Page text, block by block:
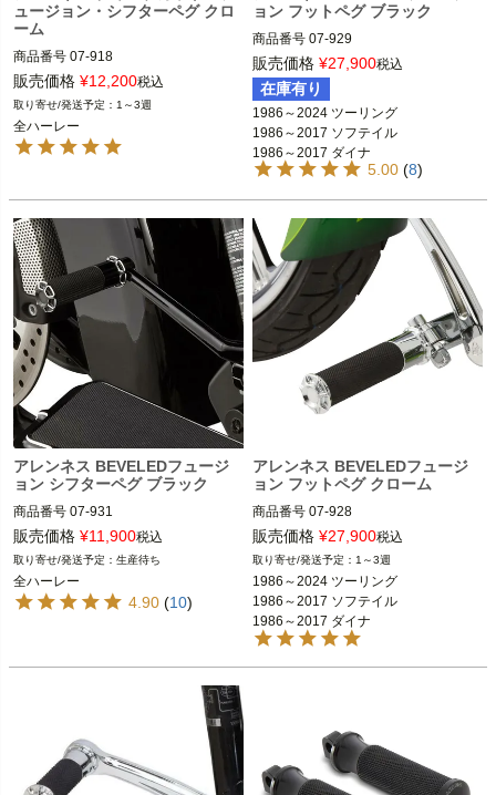
ュージョン・シフターペグ クロ
ーム
商品番号 07-918
D型番：1603-0171
全ハーレー
ARLEN NESS（アレンネス）
販売価格 ¥12,200税込
1～3週
全ハーレー
ョン フットペグ ブラック
商品番号 07-929
D型番：1620-1097
1986～2024 ツーリング FLHX、FLH
T、FLTR、FLHR ※フットペグ装着車
1986～2017 ソフテイル
1986～2017 ダイナ
1986～2021 スポーツスター
ARLEN NESS（アレンネス）
販売価格 ¥27,900税込
在庫有り
1986～2024 ツーリング
1986～2017 ソフテイル
1986～2017 ダイナ
1986～2021 スポーツスター
5.00 (8)
アレンネス BEVELEDフュージ
ョン シフターペグ ブラック
商品番号 07-931
(D型番：1603-0208)
全ハーレー
ARLEN NESS（アレンネス）
販売価格 ¥11,900税込
生産待ち
全ハーレー
4.90 (10)
アレンネス BEVELEDフュージ
ョン フットペグ クローム
商品番号 07-928
D型番：1620-1096
1986～2024 ツーリング FLHX、FLH
T、FLTR、FLHR
※フットペグ装着車
1986～2017 ソフテイル
1986～2017 ダイナ
1986～2021 スポーツスター
販売価格 ¥27,900税込
1～3週
1986～2024 ツーリング
1986～2017 ソフテイル
1986～2017 ダイナ
1986～2021 スポーツスター